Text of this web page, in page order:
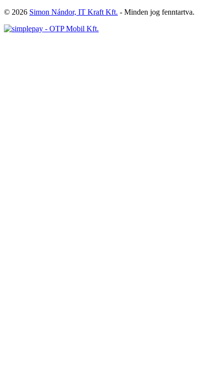
© 2026 Simon Nándor, IT Kraft Kft. - Minden jog fenntartva.